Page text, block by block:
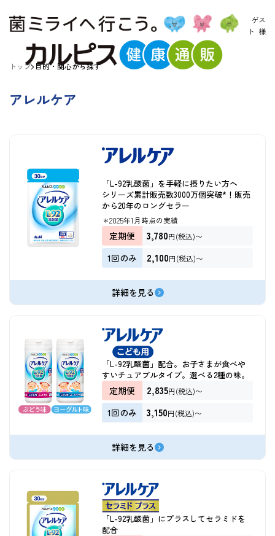
ゲス
ト 様
トップ 目的・関心から探す
アレルケア
「L-92乳酸菌」を手軽に摂りたい方へ
シリーズ累計販売数3000万個突破*！販売
から20年のロングセラー
＊2025年1月時点の実績
定期便 3,780円(税込)〜
1回のみ 2,100円(税込)〜
詳細を見る
「L-92乳酸菌」配合。お子さまが食べや
すいチュアブルタイプ。選べる2種の味。
定期便 2,835円(税込)〜
1回のみ 3,150円(税込)〜
詳細を見る
「L-92乳酸菌」にプラスしてセラミドを
配合